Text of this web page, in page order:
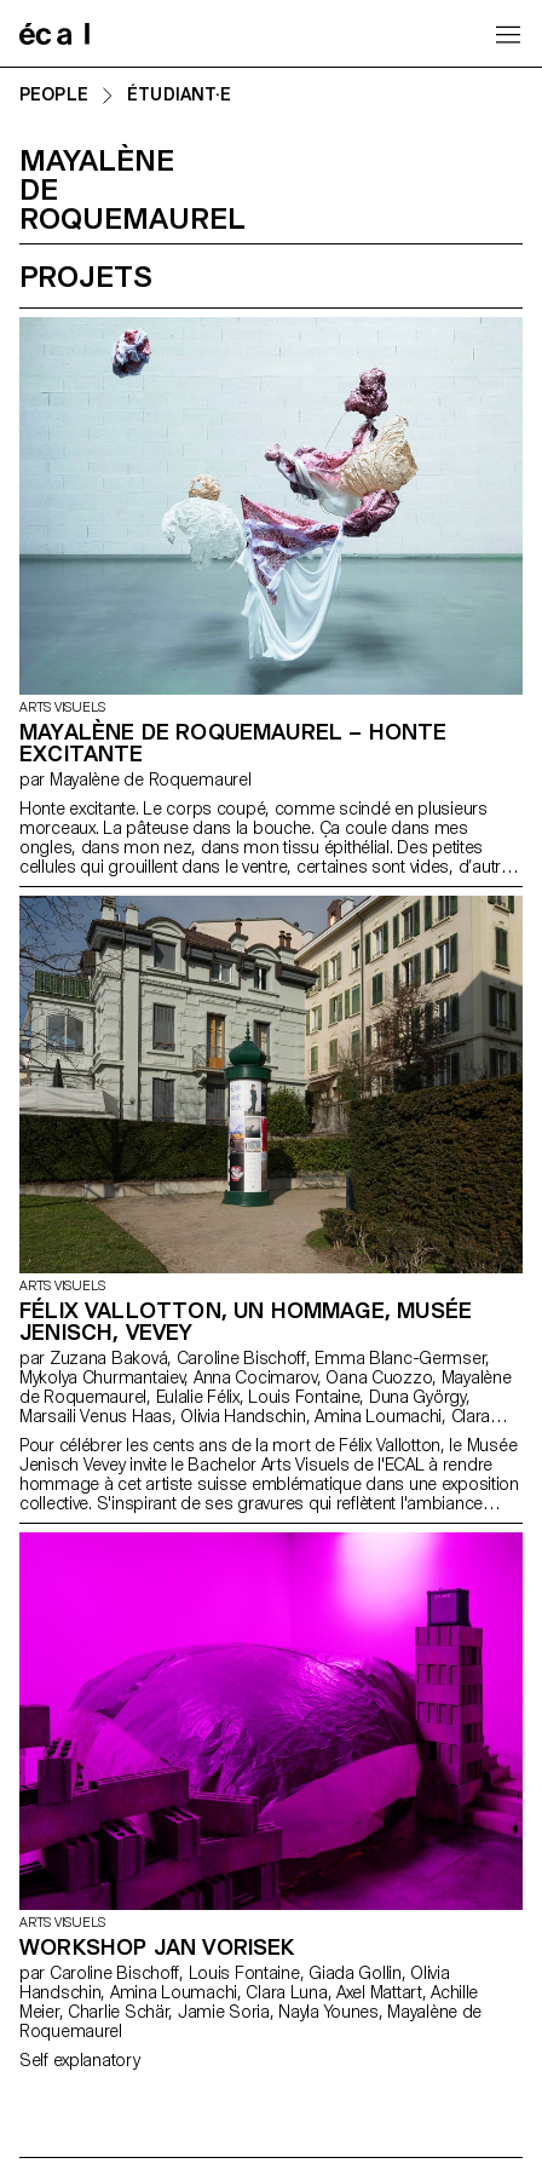
PEOPLE ÉTUDIANT·E
MAYALÈNE
DE
ROQUEMAUREL
PROJETS
ARTS VISUELS
MAYALÈNE DE ROQUEMAUREL – HONTE
EXCITANTE
par Mayalène de Roquemaurel
Honte excitante. Le corps coupé, comme scindé en plusieurs
morceaux. La pâteuse dans la bouche. Ça coule dans mes
ongles, dans mon nez, dans mon tissu épithélial. Des petites
cellules qui grouillent dans le ventre, certaines sont vides, d’autres
pleines. Elles essayent de se gonfler et de s’échapper en coulant
comme un ruisseau à travers les membres, éveillant les viscères
stimulés. Un fil interminable qui se noue et se dénoue.
ARTS VISUELS
FÉLIX VALLOTTON, UN HOMMAGE, MUSÉE
JENISCH, VEVEY
par Zuzana Baková, Caroline Bischoff, Emma Blanc-Germser,
Mykolya Churmantaiev, Anna Cocimarov, Oana Cuozzo, Mayalène
de Roquemaurel, Eulalie Félix, Louis Fontaine, Duna György,
Marsaili Venus Haas, Olivia Handschin, Amina Loumachi, Clara
Luna, Céleste Meylan, Diego Mühlematter, Paul Reachi, Baptiste
Schaerer, Charlie Schär, Jamie Soria, Nayla Younes
Pour célébrer les cents ans de la mort de Félix Vallotton, le Musée
Jenisch Vevey invite le Bachelor Arts Visuels de l'ECAL à rendre
hommage à cet artiste suisse emblématique dans une exposition
collective. S'inspirant de ses gravures qui reflètent l'ambiance
parisienne de la fin du XIXe siècle, des colonnes Morris sont
recréées dans le musée comme supports modulaires. Elles
ARTS VISUELS
WORKSHOP JAN VORISEK
par Caroline Bischoff, Louis Fontaine, Giada Gollin, Olivia
Handschin, Amina Loumachi, Clara Luna, Axel Mattart, Achille
Meier, Charlie Schär, Jamie Soria, Nayla Younes, Mayalène de
Roquemaurel
Self explanatory